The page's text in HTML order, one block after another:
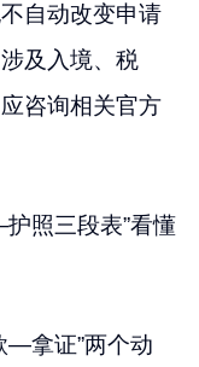
自动改变申请
及入境、税
咨询相关官方
照三段表”看懂
—拿证”两个动